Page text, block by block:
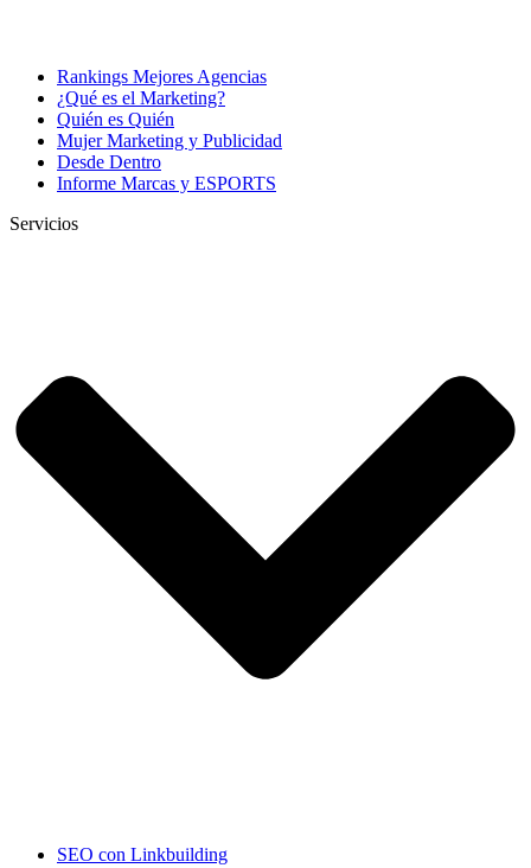
Rankings Mejores Agencias
¿Qué es el Marketing?
Quién es Quién
Mujer Marketing y Publicidad
Desde Dentro
Informe Marcas y ESPORTS
Servicios
SEO con Linkbuilding